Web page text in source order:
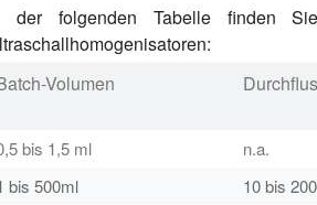
der folgenden Tabelle finden
Volumen
bis 1,5 ml n.a.
bis 500ml
10 bis